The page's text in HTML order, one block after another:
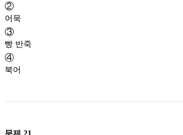
②
어묵
③
빵 반죽
④
북어